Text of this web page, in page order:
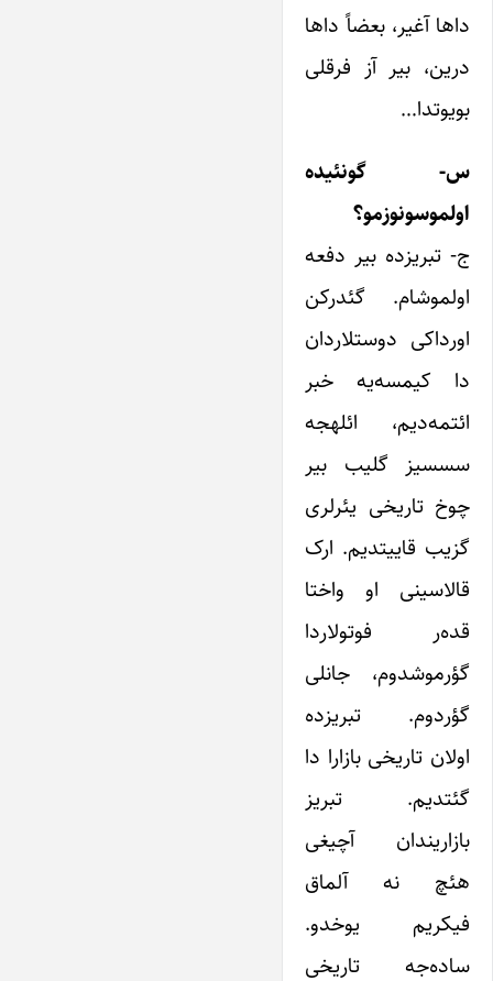
داها آغیر، بعضاً داها
درین، بیر آز فرقلی
بویوتدا…
س- گونئیده
اولموسونوزمو؟
ج- تبریزده بیر دفعه
اولموشام. گئدرکن
اورداکی دوستلاردان
دا کیمسه‌یه خبر
ائتمه‌دیم، ائلهجه
سسسیز گلیب بیر
چوخ تاریخی یئرلری
گزیب قاییتدیم. ارک
قالاسینی او واختا
قده‌ر فوتولاردا
گؤرموشدوم، جانلی
گؤردوم. تبریزده
اولان تاریخی بازارا دا
گئتدیم. تبریز
بازاریندان آچیغی
هئچ نه آلماق
فیکریم یوخدو.
ساده‌جه تاریخی